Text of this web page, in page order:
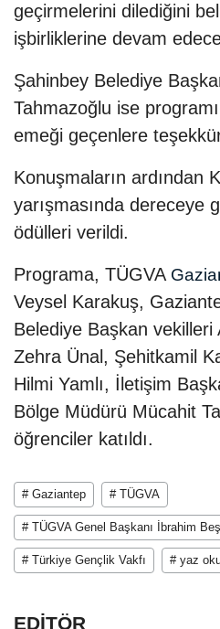
geçirmelerini dilediğini
işbirliklerine devam
Şahinbey Belediye
Tahmazoğlu ise
emeği geçenlere
Konuşmaların ardından
yarışmasında dereceye
ödülleri verildi.
Programa, TÜGVA
Veysel Karakuş,
Belediye Başkan
Zehra Ünal, Şehitkamil
Hilmi Yamlı, İletişim
Bölge Müdürü Mücahit
öğrenciler katıldı.
# Gaziantep # TÜGVA
# TÜGVA Genel Başkanı İbrahim
# Türkiye Gençlik Vakfı # yaz
EDİTÖR